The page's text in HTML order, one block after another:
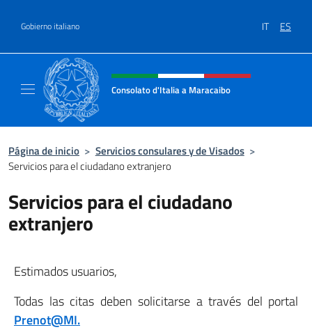
Gobierno italiano IT ES
Encabezado del sitio web,
Consolato d'Italia a Maracaibo
Página de inicio > Servicios consulares y de Visados >
Servicios para el ciudadano extranjero
Servicios para el ciudadano
extranjero
Estimados usuarios,
Todas las citas deben solicitarse a través del portal
Prenot@MI.